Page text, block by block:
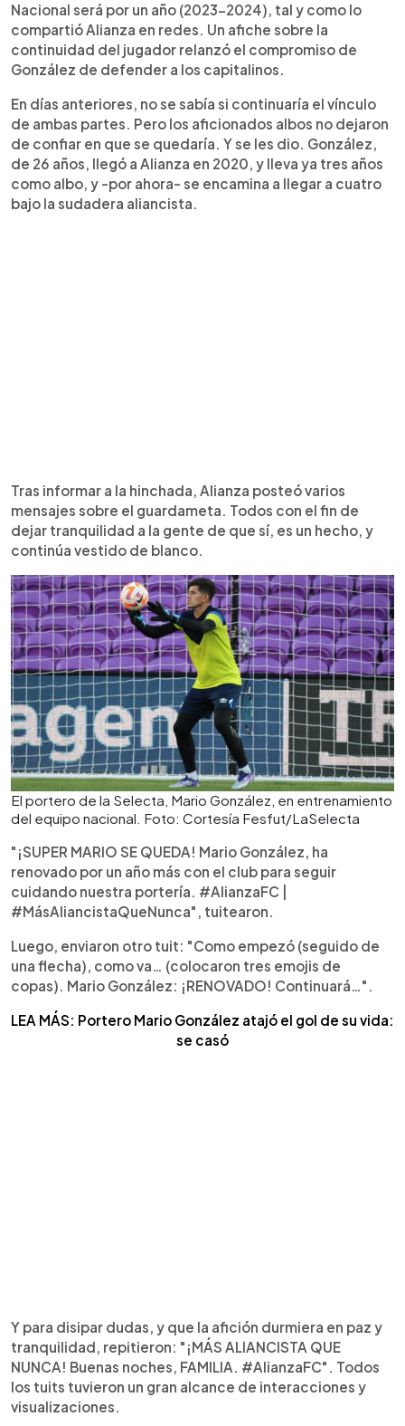
Nacional será por un año (2023-2024), tal y como lo
compartió Alianza en redes. Un afiche sobre la
continuidad del jugador relanzó el compromiso de
González de defender a los capitalinos.
En días anteriores, no se sabía si continuaría el vínculo
de ambas partes. Pero los aficionados albos no dejaron
de confiar en que se quedaría. Y se les dio. González,
de 26 años, llegó a Alianza en 2020, y lleva ya tres años
como albo, y -por ahora- se encamina a llegar a cuatro
bajo la sudadera aliancista.
Tras informar a la hinchada, Alianza posteó varios
mensajes sobre el guardameta. Todos con el fin de
dejar tranquilidad a la gente de que sí, es un hecho, y
continúa vestido de blanco.
El portero de la Selecta, Mario González, en entrenamiento
del equipo nacional. Foto: Cortesía Fesfut/LaSelecta
"¡SUPER MARIO SE QUEDA! Mario González, ha
renovado por un año más con el club para seguir
cuidando nuestra portería. #AlianzaFC |
#MásAliancistaQueNunca", tuitearon.
Luego, enviaron otro tuit: "Como empezó (seguido de
una flecha), como va… (colocaron tres emojis de
copas). Mario González: ¡RENOVADO! Continuará…".
LEA MÁS: Portero Mario González atajó el gol de su vida:
se casó
Y para disipar dudas, y que la afición durmiera en paz y
tranquilidad, repitieron: "¡MÁS ALIANCISTA QUE
NUNCA! Buenas noches, FAMILIA. #AlianzaFC". Todos
los tuits tuvieron un gran alcance de interacciones y
visualizaciones.